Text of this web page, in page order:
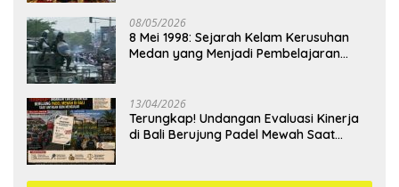
08/05/2026
8 Mei 1998: Sejarah Kelam Kerusuhan
Medan yang Menjadi Pembelajaran
13/04/2026
Terungkap! Undangan Evaluasi Kinerja
di Bali Berujung Padel Mewah Saat